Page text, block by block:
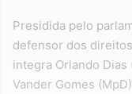
Presidida pelo
defensor dos
integra Orlando Dias
Vander Gomes